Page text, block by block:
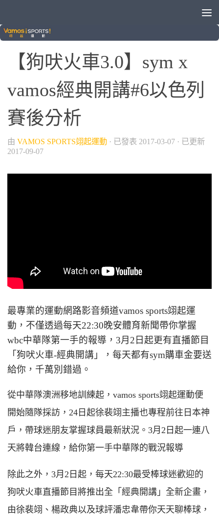
棒球 / 狗吠火車
【狗吠火車3.0】sym x
vamos經典開講#6以色列
賽後分析
由 VAMOS SPORTS翊起運動 · 已發表 2017-03-07 · 已更新
2017-09-07
最專業的運動網路影音頻道vamos sports翊起運
動，不僅透過每天22:30晚安體育新聞帶你掌握
wbc中華隊第一手的報導，3月2日起更有直播節目
「狗吠火車-經典開講」，每天都有sym購車金要送
給你，千萬別錯過。
從中華隊澳洲移地訓練起，vamos sports翊起運動便
開始隨隊採訪，24日起徐裴翊主播也專程前往日本神
戶，帶球迷朋友掌握球員最新狀況。3月2日起一連八
天將韓台連線，給你第一手中華隊的戰況報導
除此之外，3月2日起，每天22:30最受棒球迷歡迎的
狗吠火車直播節目將推出全「經典開講」全新企畫，
由徐裴翊、楊政典以及球評潘忠韋帶你天天聊棒球，